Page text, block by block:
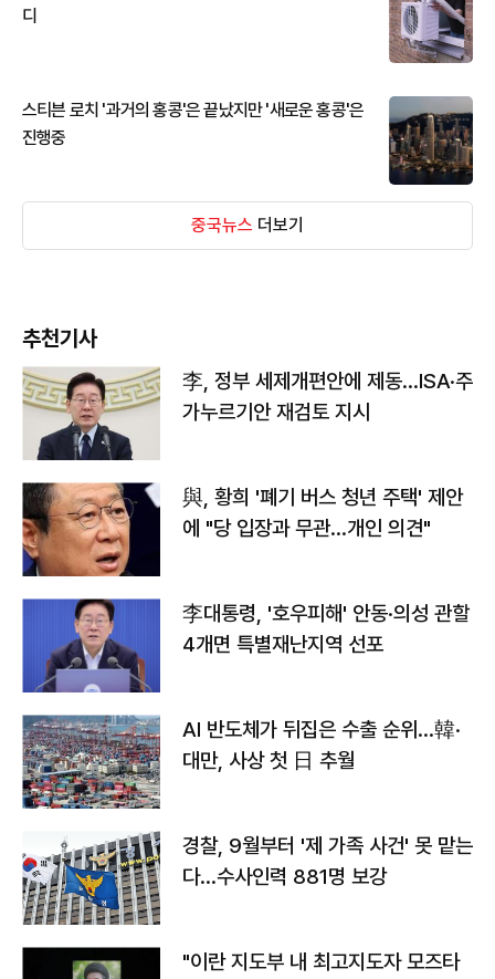
디
스티븐 로치 '과거의 홍콩'은 끝났지만 '새로운 홍콩'은
진행중
중국뉴스 더보기
추천기사
李, 정부 세제개편안에 제동…ISA·주
가누르기안 재검토 지시
與, 황희 '폐기 버스 청년 주택' 제안
에 "당 입장과 무관…개인 의견"
李대통령, '호우피해' 안동·의성 관할
4개면 특별재난지역 선포
AI 반도체가 뒤집은 수출 순위…韓·
대만, 사상 첫 日 추월
경찰, 9월부터 '제 가족 사건' 못 맡는
다…수사인력 881명 보강
"이란 지도부 내 최고지도자 모즈타